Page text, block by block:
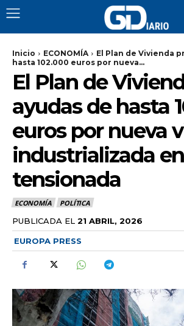
Inicio ECONOMÍA
El Plan de Vivienda
hasta 102.000 euros por nueva...
El Plan de
ayudas de hasta
euros por nueva
industrializada
tensionada
ECONOMÍA POLÍTICA
PUBLICADA EL 21 ABRIL, 2026
EUROPA PRESS